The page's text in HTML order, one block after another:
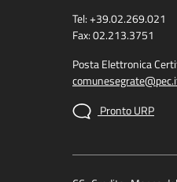
Tel: +39.02.269.021
Fax: 02.213.3751
Posta Elettronica
Pronto URP